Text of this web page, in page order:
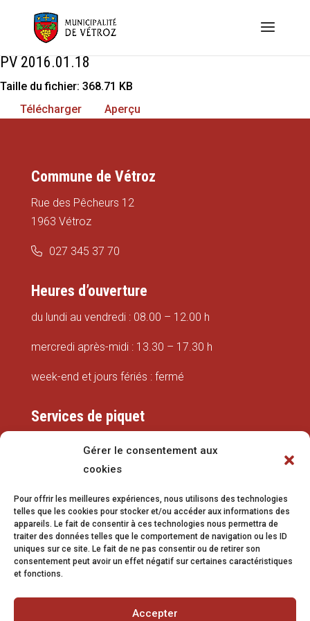
Gérer le consentement aux
cookies
Pour offrir les meilleures expériences, nous utilisons des technologies
telles que les cookies pour stocker et/ou accéder aux informations des
appareils. Le fait de consentir à ces technologies nous permettra de
traiter des données telles que le comportement de navigation ou les ID
uniques sur ce site. Le fait de ne pas consentir ou de retirer son
consentement peut avoir un effet négatif sur certaines caractéristiques
et fonctions.
Accepter
PV 2016.01.18
Taille du fichier: 368.71 KB
Télécharger
Aperçu
Commune de Vétroz
Rue des Pêcheurs 12
1963 Vétroz
027 345 37 70
Heures d’ouverture
du lundi au vendredi : 08.00 – 12.00 h
mercredi après-midi : 13.30 – 17.30 h
week-end et jours fériés : fermé
Services de piquet
079 337 66 42
eaux@vetroz.ch
Travaux publics
079 213 92 08